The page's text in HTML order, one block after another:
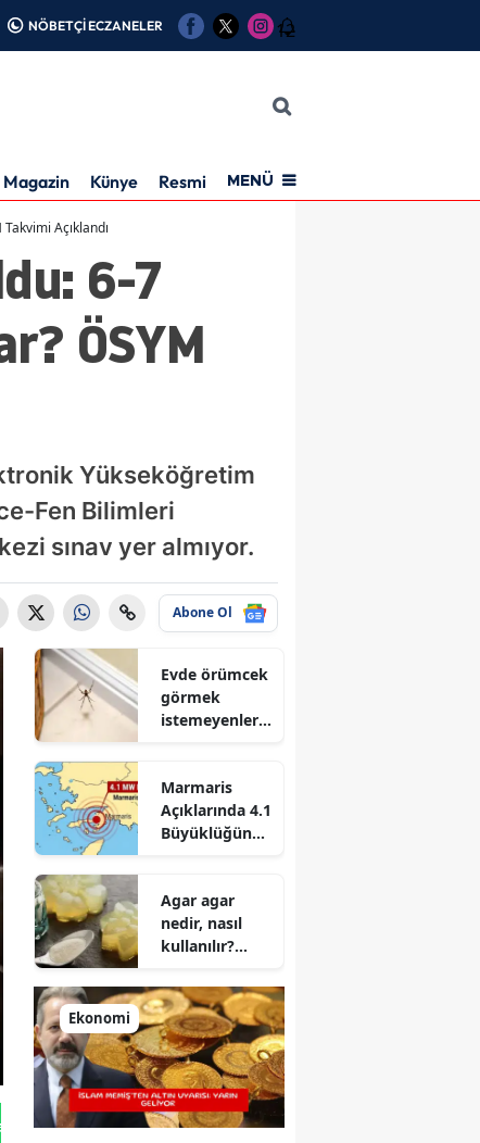
NÖBETÇİ ECZANELER 12
Magazin Künye Resmi İlanMENÜ
Açıklandı
6-7
ÖSYM
Yükseköğretim
Fen Bilimleri
sınav yer almıyor.
Abone Ol
Gönder
Evde örümcek
görmek
istemeyenler
eve girişini
azaltan 3
yöntem
Marmaris
Açıklarında 4.1
Büyüklüğünde
Bektaş Asıl
Riski Açıkladı
Agar agar
nedir, nasıl
kullanılır?
nerede satılır?
Ekonomi